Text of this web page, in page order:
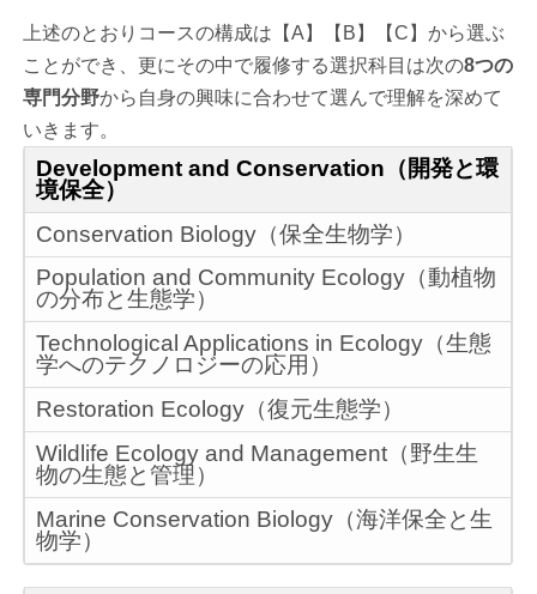
上述のとおりコースの構成は【A】【B】【C】から選ぶ
ことができ、更にその中で履修する選択科目は次の8つの
専門分野から自身の興味に合わせて選んで理解を深めて
いきます。
Development and Conservation（開発と環
境保全）
Conservation Biology（保全生物学）
Population and Community Ecology（動植物
の分布と生態学）
Technological Applications in Ecology（生態
学へのテクノロジーの応用）
Restoration Ecology（復元生態学）
Wildlife Ecology and Management（野生生
物の生態と管理）
Marine Conservation Biology（海洋保全と生
物学）